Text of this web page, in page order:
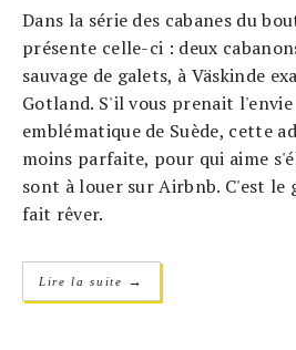
Dans la série des cabanes du
présente celle-ci : deux
sauvage de galets, à Väskinde
Gotland. S'il vous prenait
emblématique de Suède, cette
moins parfaite, pour qui aime
sont à louer sur Airbnb. C'est le
fait rêver.
Lire la suite →